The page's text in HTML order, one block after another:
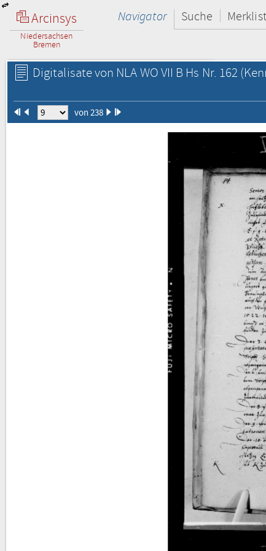
Arcinsys
Niedersachsen
Bremen
Navigator Suche
Digitalisate von NLA WO VII B Hs Nr. 162
von 238